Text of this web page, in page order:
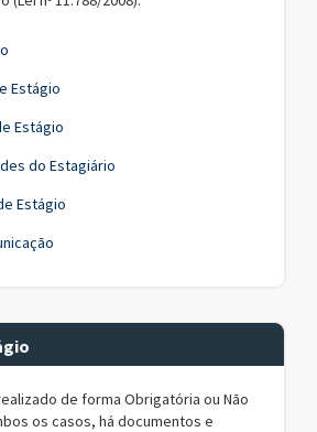
Estágio
Estágio
do Estagiário
Estágio
de forma Obrigatória ou Não
os casos, há documentos e